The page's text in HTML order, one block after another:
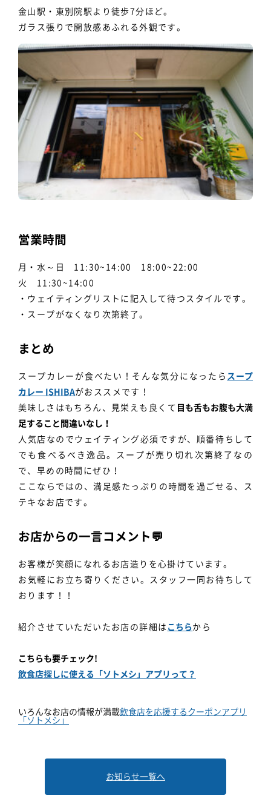
金山駅・東別院駅より徒歩7分ほど。
ガラス張りで開放感あふれる外観です。
営業時間
月・水～日 11:30~14:00 18:00~22:00
火 11:30~14:00
・ウェイティングリストに記入して待つスタイルです。
・スープがなくなり次第終了。
まとめ
スープカレーが食べたい！そんな気分になったら スープ
カレー ISHIBAがおススメです！
美味しさはもちろん、見栄えも良くて 目も舌もお腹も大満
足すること間違いなし！
人気店なのでウェイティング必須ですが、順番待ちして
でも食べるべき逸品。スープが売り切れ次第終了なの
で、早めの時間にぜひ！
ここならではの、満足感たっぷりの時間を過ごせる、ス
テキなお店です。
お店からの一言コメント💬
お客様が笑顔になれるお店造りを心掛けています。
お気軽にお立ち寄りください。スタッフ一同お待ちして
おります！！
紹介させていただいたお店の詳細は こちらから
こちらも要チェック!
飲食店探しに使える「ソトメシ」アプリって？
いろんなお店の情報が満載飲食店を応援するクーポンアプリ
「ソトメシ」
お知らせ一覧へ